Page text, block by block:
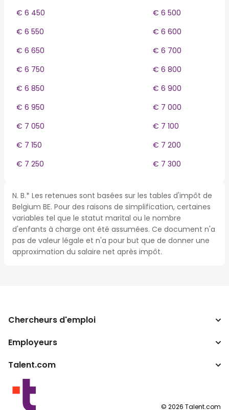
€ 6 450
€ 6 500
€ 6 550
€ 6 600
€ 6 650
€ 6 700
€ 6 750
€ 6 800
€ 6 850
€ 6 900
€ 6 950
€ 7 000
€ 7 050
€ 7 100
€ 7 150
€ 7 200
€ 7 250
€ 7 300
N. B.* Les retenues sont basées sur les tables d'impôt de
Belgium BE. Pour des raisons de simplification, certaines
variables tel que le statut marital ou le nombre
d'enfants à charge ont été assumées. Ce document n'a
pas de valeur légale et n'a pour but que de donner une
approximation du salaire net après impôt.
Chercheurs d'emploi
Recherche d'emploi
Convertisseur de salaire
Employeurs
Entreprises
Programmes partenaires
Talent.com
Autres pays
Conditions d’utilisation
© 2026 Talent.com